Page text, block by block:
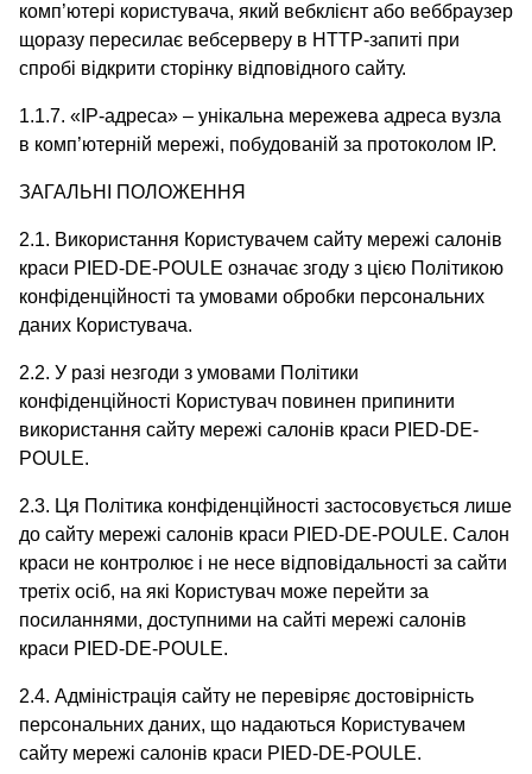
комп’ютері користувача, який вебклієнт або веббраузер
щоразу пересилає вебсерверу в HTTP-запиті при
спробі відкрити сторінку відповідного сайту.
1.1.7. «IP-адреса» – унікальна мережева адреса вузла
в комп’ютерній мережі, побудованій за протоколом IP.
ЗАГАЛЬНІ ПОЛОЖЕННЯ
2.1. Використання Користувачем сайту мережі салонів
краси PIED-DE-POULE означає згоду з цією Політикою
конфіденційності та умовами обробки персональних
даних Користувача.
2.2. У разі незгоди з умовами Політики
конфіденційності Користувач повинен припинити
використання сайту мережі салонів краси PIED-DE-
POULE.
2.3. Ця Політика конфіденційності застосовується лише
до сайту мережі салонів краси PIED-DE-POULE. Салон
краси не контролює і не несе відповідальності за сайти
третіх осіб, на які Користувач може перейти за
посиланнями, доступними на сайті мережі салонів
краси PIED-DE-POULE.
2.4. Адміністрація сайту не перевіряє достовірність
персональних даних, що надаються Користувачем
сайту мережі салонів краси PIED-DE-POULE.